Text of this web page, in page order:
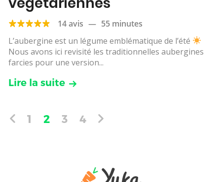
14 avis — 55 minutes
L’aubergine est un légume emblématique de l’été
Nous avons ici revisité les traditionnelles aubergines
farcies pour une version...
Lire la suite
1 2 3 4